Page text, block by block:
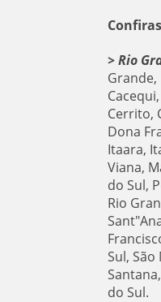
> Rio
Grande,
Cerrito,
Dona
Itaara,
Viana,
do Sul,
Rio
Sul,
do Sul.